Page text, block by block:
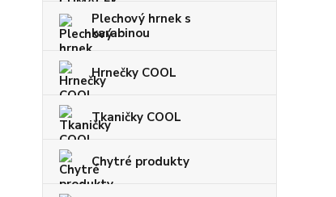
Plechový hrnek s
karabinou
Hrnečky COOL
Tkaničky COOL
Chytré produkty